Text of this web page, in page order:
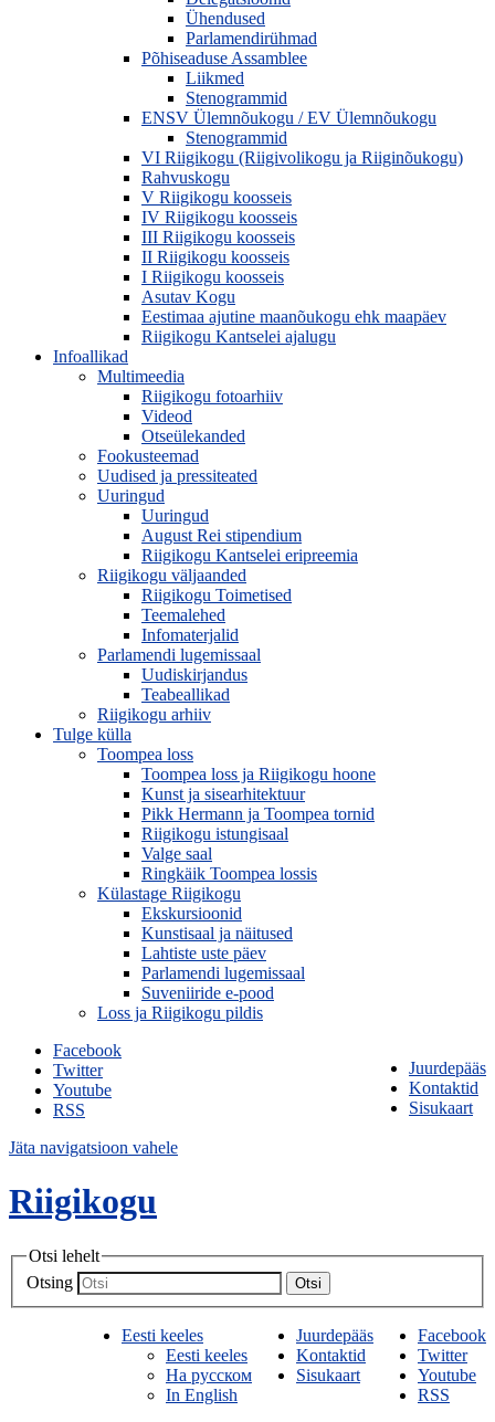
Ühendused
Parlamendirühmad
Põhiseaduse Assamblee
Liikmed
Stenogrammid
ENSV Ülemnõukogu / EV Ülemnõukogu
Stenogrammid
VI Riigikogu (Riigivolikogu ja Riiginõukogu)
Rahvuskogu
V Riigikogu koosseis
IV Riigikogu koosseis
III Riigikogu koosseis
II Riigikogu koosseis
I Riigikogu koosseis
Asutav Kogu
Eestimaa ajutine maanõukogu ehk maapäev
Riigikogu Kantselei ajalugu
Infoallikad
Multimeedia
Riigikogu fotoarhiiv
Videod
Otseülekanded
Fookusteemad
Uudised ja pressiteated
Uuringud
Uuringud
August Rei stipendium
Riigikogu Kantselei eripreemia
Riigikogu väljaanded
Riigikogu Toimetised
Teemalehed
Infomaterjalid
Parlamendi lugemissaal
Uudiskirjandus
Teabeallikad
Riigikogu arhiiv
Tulge külla
Toompea loss
Toompea loss ja Riigikogu hoone
Kunst ja sisearhitektuur
Pikk Hermann ja Toompea tornid
Riigikogu istungisaal
Valge saal
Ringkäik Toompea lossis
Külastage Riigikogu
Ekskursioonid
Kunstisaal ja näitused
Lahtiste uste päev
Parlamendi lugemissaal
Suveniiride e-pood
Loss ja Riigikogu pildis
Juurdepääs
Kontaktid
Sisukaart
Facebook
Twitter
Youtube
RSS
Jäta navigatsioon vahele
Riigikogu
Otsi lehelt
Otsing
Otsi
Facebook
Twitter
Youtube
RSS
Juurdepääs
Kontaktid
Sisukaart
Eesti keeles
Eesti keeles
На русском
In English